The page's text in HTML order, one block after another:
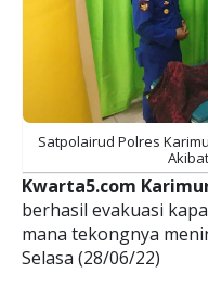
Satpolairud Polres
Kwarta5.com
berhasil evakuasi
mana tekongnya
Selasa (28/06/22)